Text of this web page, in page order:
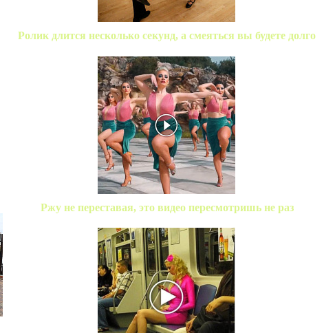
Ролик длится несколько секунд, а смеяться вы будете долго
Ржу не переставая, это видео пересмотришь не раз